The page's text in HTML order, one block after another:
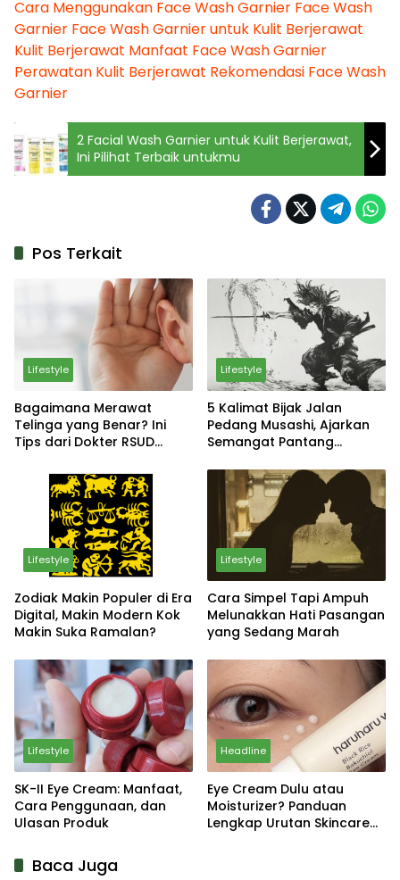
Cara Menggunakan Face Wash Garnier Face Wash
Garnier Face Wash Garnier untuk Kulit Berjerawat
Kulit Berjerawat Manfaat Face Wash Garnier
Perawatan Kulit Berjerawat Rekomendasi Face Wash
Garnier
2 Facial Wash Garnier untuk Kulit Berjerawat,
Ini Pilihat Terbaik untukmu
Pos Terkait
Lifestyle
Bagaimana Merawat
Telinga yang Benar? Ini
Tips dari Dokter RSUD
Bojonegoro
Lifestyle
5 Kalimat Bijak Jalan
Pedang Musashi, Ajarkan
Semangat Pantang
Lifestyle
Zodiak Makin Populer di Era
Digital, Makin Modern Kok
Makin Suka Ramalan?
Lifestyle
Cara Simpel Tapi Ampuh
Melunakkan Hati Pasangan
yang Sedang Marah
Lifestyle
SK-II Eye Cream: Manfaat,
Cara Penggunaan, dan
Ulasan Produk
Headline
Eye Cream Dulu atau
Moisturizer? Panduan
Lengkap Urutan Skincare
Baca Juga